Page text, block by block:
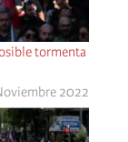
tormenta
2022